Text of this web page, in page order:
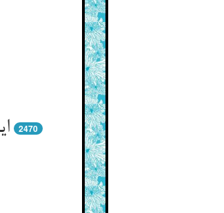
این عجب کاین رنگ از بی‌‌رنگ خاست ** رنگ با بی‌‌رنگ چون در جنگ خاست‌‌
2470